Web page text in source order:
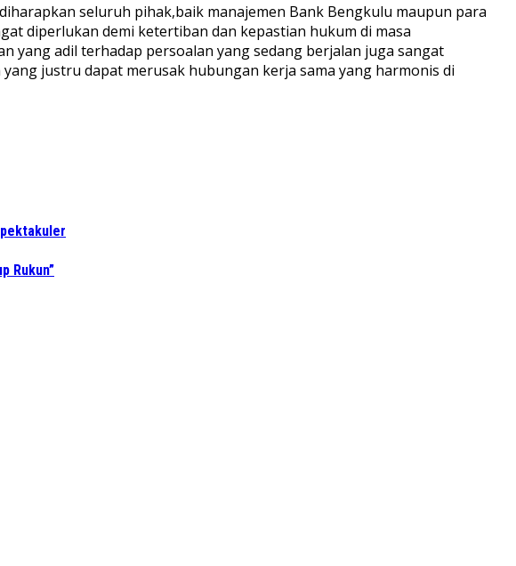
seluruh pihak,baik manajemen Bank Bengkulu maupun para
diperlukan demi ketertiban dan kepastian hukum di masa
yang adil terhadap persoalan yang sedang berjalan juga sangat
justru dapat merusak hubungan kerja sama yang harmonis di
Rukun”